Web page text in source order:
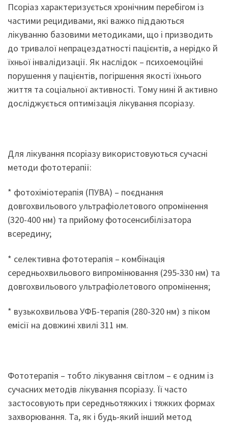
Псоріаз характеризується хронічним перебігом із
частими рецидивами, які важко піддаються
лікуванню базовими методиками, що і призводить
до тривалої непрацездатності пацієнтів, а нерідко й
їхньої інвалідизації. Як наслідок – психоемоційні
порушення у пацієнтів, погіршення якості їхнього
життя та соціальної активності. Тому нині й активно
досліджується оптимізація лікування псоріазу.
Для лікування псоріазу використовуються сучасні
методи фототерапії:
* фотохіміотерапія (ПУВА) – поєднання
довгохвильового ультрафіолетового опромінення
(320-400 нм) та прийому фотосенсибілізатора
всередину;
* селективна фототерапія – комбінація
середньохвильового випромінювання (295-330 нм) та
довгохвильового ультрафіолетового опромінення;
* вузькохвильова УФБ-терапія (280-320 нм) з піком
емісії на довжині хвилі 311 нм.
Фототерапія – тобто лікування світлом – є одним із
сучасних методів лікування псоріазу. Її часто
застосовують при середньотяжких і тяжких формах
захворювання. Та, як і будь-який інший метод